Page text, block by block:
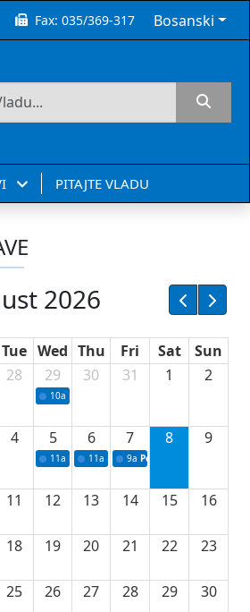
Fax:035/369-317 Bosanski
PITAJTE VLADU
2026
Tue Wed Thu Fri Sat
Sun
28 29
10a Potpisivanje ugovora sa neprofitnim
30 31 1 2
4 5
11a Potpisivanje ugovora o stipendijama
6
11a Podrška razvoju vodne
7
9a Početak izgradnje nove
8 9
11 12 13 14 15 16
18 19 20 21 22 23
25 26 27 28 29 30